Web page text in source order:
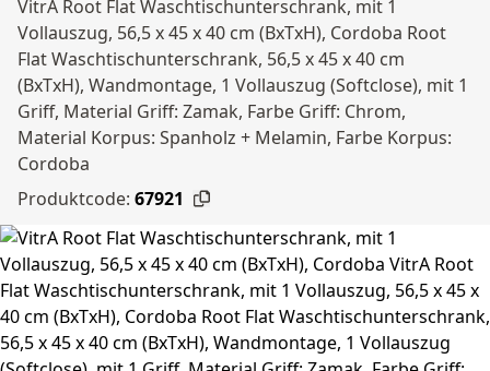
VitrA Root Flat Waschtischunterschrank, mit 1
Vollauszug, 56,5 x 45 x 40 cm (BxTxH), Cordoba Root
Flat Waschtischunterschrank, 56,5 x 45 x 40 cm
(BxTxH), Wandmontage, 1 Vollauszug (Softclose), mit 1
Griff, Material Griff: Zamak, Farbe Griff: Chrom,
Material Korpus: Spanholz + Melamin, Farbe Korpus:
Cordoba
Produktcode: 67921